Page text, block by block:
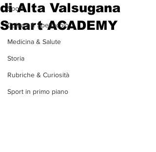
Sport
Cultura & Spettacolo
Medicina & Salute
Storia
Rubriche & Curiosità
Sport in primo piano
di Alta Valsugana
Smart ACADEMY